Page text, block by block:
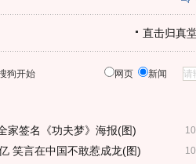
直击归真
狗开始 网页 新闻
家签名《功夫梦》海报(图)
笑言在中国不敢惹成龙(图)